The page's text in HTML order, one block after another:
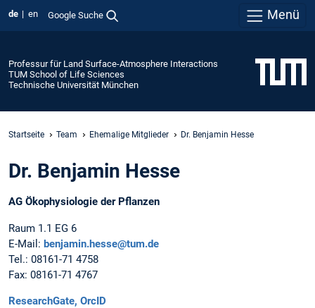
de en Google Suche Menü
Professur für Land Surface-Atmosphere Interactions
TUM School of Life Sciences
Technische Universität München
Startseite Team Ehemalige Mitglieder Dr. Benjamin Hesse
Dr. Benjamin Hesse
AG Ökophysiologie der Pflanzen
Raum 1.1 EG 6
E-Mail: benjamin.hesse@tum.de
Tel.: 08161-71 4758
Fax: 08161-71 4767
ResearchGate, OrcID